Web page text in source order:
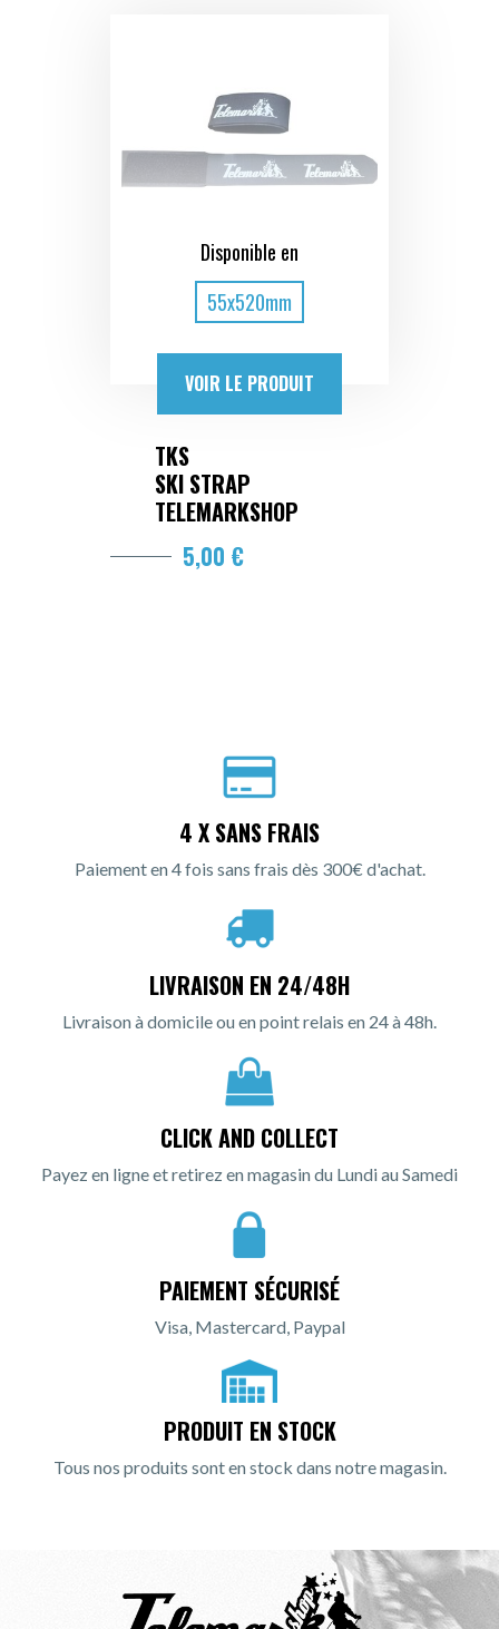
Disponible en
55x520mm
VOIR LE PRODUIT
TKS
SKI STRAP
TELEMARKSHOP
5,00 €
4 X SANS FRAIS
Paiement en 4 fois sans frais dès 300€ d'achat.
LIVRAISON EN 24/48H
Livraison à domicile ou en point relais en 24 à 48h.
CLICK AND COLLECT
Payez en ligne et retirez en magasin du Lundi au Samedi
PAIEMENT SÉCURISÉ
Visa, Mastercard, Paypal
PRODUIT EN STOCK
Tous nos produits sont en stock dans notre magasin.